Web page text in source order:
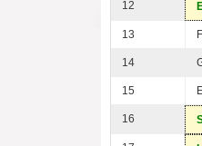
12
13
14
15
16